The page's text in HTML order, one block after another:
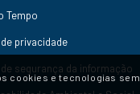
Tempo
privacidade
segurança da informação
cookies e tecnologias